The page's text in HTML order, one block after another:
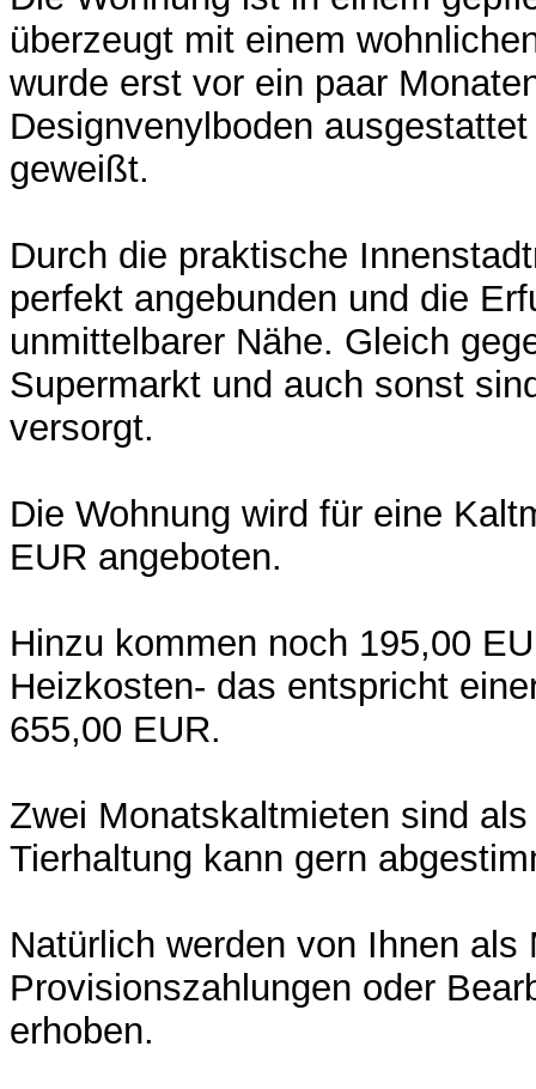
überzeugt mit einem
wurde erst vor ein paar
Designvenylboden
geweißt.
Durch die praktische
perfekt angebunden und die
unmittelbarer Nähe. Gleich
Supermarkt und auch sonst
versorgt.
Die Wohnung wird für eine
EUR angeboten.
Hinzu kommen noch 195,00
Heizkosten- das entspricht
655,00 EUR.
Zwei Monatskaltmieten sind
Tierhaltung kann gern
Natürlich werden von Ihnen als
Provisionszahlungen oder
erhoben.